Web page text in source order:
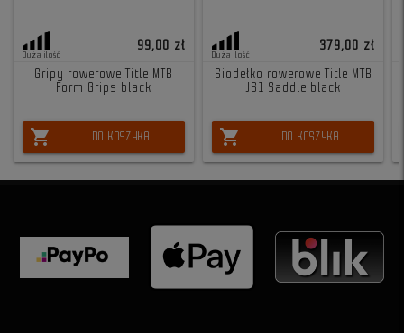
Duża ilość
99,00 zł
Gripy rowerowe Title MTB
Form Grips black
shopping_cart DO KOSZYKA
Duża ilość
379,00 zł
Siodełko rowerowe Title MTB
JS1 Saddle black
shopping_cart DO KOSZYKA